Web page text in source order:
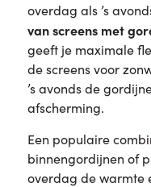
overdag als ’s
van screens met
geeft je maximale
de screens voor
’s avonds de
afscherming.
Een populaire
binnengordijnen of
overdag de warmte